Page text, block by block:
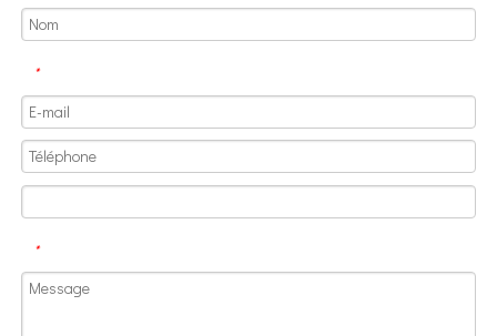
Actuellement, la recherche sur l’extraction d’antioxydants et de
*
*